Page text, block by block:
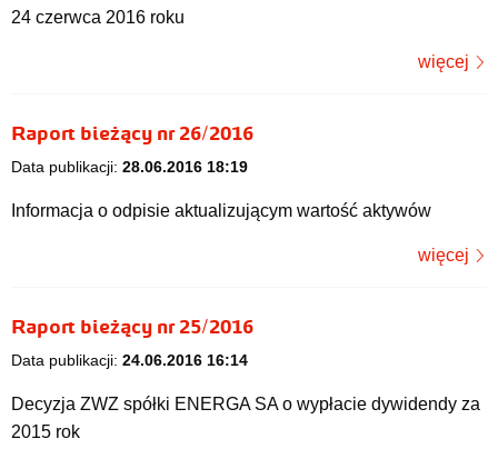
24 czerwca 2016 roku
więcej
Raport bieżący nr 26/2016
Data publikacji: 28.06.2016 18:19
Informacja o odpisie aktualizującym wartość aktywów
więcej
Raport bieżący nr 25/2016
Data publikacji: 24.06.2016 16:14
Decyzja ZWZ spółki ENERGA SA o wypłacie dywidendy za
2015 rok